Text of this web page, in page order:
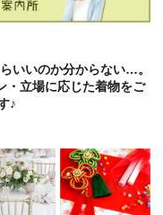
いいのか分からない…。
・立場に応じた着物をご
♪